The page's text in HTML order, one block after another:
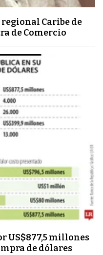
Caribe de
de Comercio
US$877,5 millones
de dólares